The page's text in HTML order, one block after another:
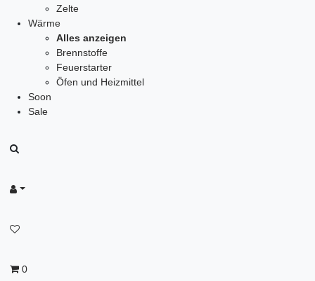
Zelte
Wärme
Alles anzeigen
Brennstoffe
Feuerstarter
Öfen und Heizmittel
Soon
Sale
0